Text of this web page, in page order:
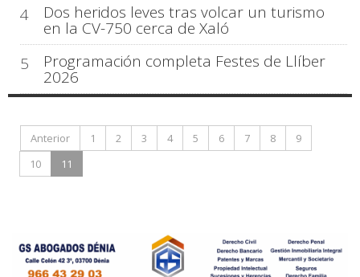
4
Dos heridos leves tras volcar un turismo
en la CV-750 cerca de Xaló
5
Programación completa Festes de Llíber
2026
Anterior 1 2 3 4 5 6 7 8
9
10
11